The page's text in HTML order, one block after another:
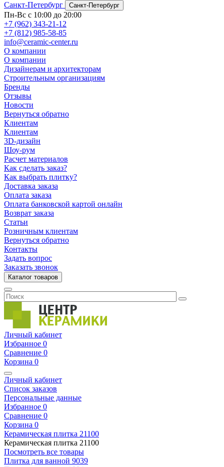
Санкт-Петербург
Санкт-Петербург
Пн-Вс с 10:00 до 20:00
+7 (962) 343-21-12
+7 (812) 985-58-85
info@ceramic-center.ru
О компании
О компании
Дизайнерам и архитекторам
Строительным организациям
Бренды
Отзывы
Новости
Вернуться обратно
Клиентам
Клиентам
3D-дизайн
Шоу-рум
Расчет материалов
Как сделать заказ?
Как выбрать плитку?
Доставка заказа
Оплата заказа
Оплата банковской картой онлайн
Возврат заказа
Статьи
Розничным клиентам
Вернуться обратно
Контакты
Задать вопрос
Заказать звонок
Каталог товаров
Личный кабинет
Избранное 0
Сравнение 0
Корзина 0
Личный кабинет
Список заказов
Персональные данные
Избранное 0
Сравнение 0
Корзина 0
Керамическая плитка 21100
Керамическая плитка 21100
Посмотреть все товары
Плитка для ванной 9039